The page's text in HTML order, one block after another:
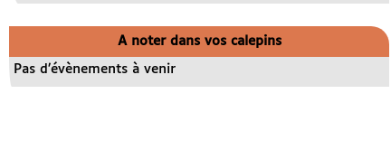
A noter dans vos calepins
Pas d’évènements à venir